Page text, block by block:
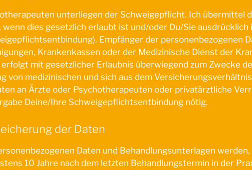
unterliegen der Schweigepflicht. Ich übermittel
wenn dies gesetzlich erlaubt ist und/oder Du/Sie
Empfänger der personenbezogenen
Krankenkassen oder der Medizinische Dienst der
erfolgt mit gesetzlicher Erlaubnis überwiegend zum Zwecke
von medizinischen und sich aus dem
an Ärzte oder Psychotherapeuten oder privatärztliche
Deine/Ihre Schweigepflichtsentbindung nötig.
der Daten
Daten und Behandlungsunterlagen
10 Jahre nach dem letzten Behandlungstermin in der